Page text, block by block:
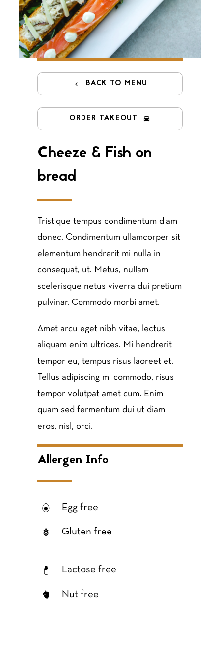
BACK TO MENU
ORDER TAKEOUT
Cheeze & Fish on
bread
Tristique tempus condimentum diam
donec. Condimentum ullamcorper sit
elementum hendrerit mi nulla in
consequat, ut. Metus, nullam
scelerisque netus viverra dui pretium
pulvinar. Commodo morbi amet.
Amet arcu eget nibh vitae, lectus
aliquam enim ultrices. Mi hendrerit
tempor eu, tempus risus laoreet et.
Tellus adipiscing mi commodo, risus
tempor volutpat amet cum. Enim
quam sed fermentum dui ut diam
eros, nisl, orci.
Allergen Info
Egg free
Gluten free
Lactose free
Nut free